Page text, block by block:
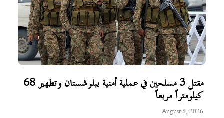
مقتل 3 مسلحين في عملية أمنية ببلوشستان وتطهير 68
كيلومتراً مربعاً
August 8, 2026